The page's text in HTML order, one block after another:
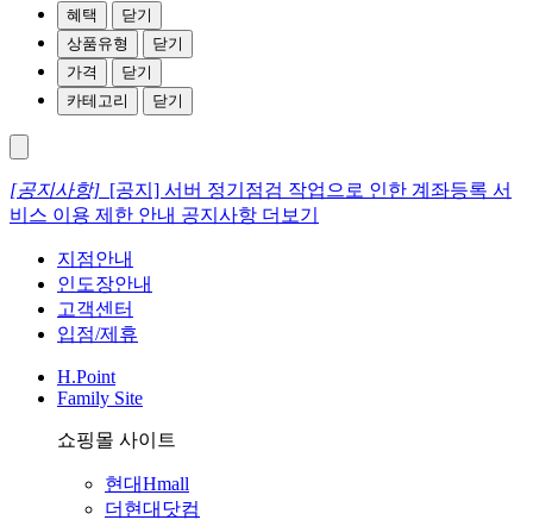
혜택
닫기
상품유형
닫기
가격
닫기
카테고리
닫기
[공지사항] [공지] 서버 정기점검 작업으로 인한 계좌등록 서
비스 이용 제한 안내 공지사항 더보기
지점안내
인도장안내
고객센터
입점/제휴
H.Point
Family Site
쇼핑몰 사이트
현대Hmall
더현대닷컴